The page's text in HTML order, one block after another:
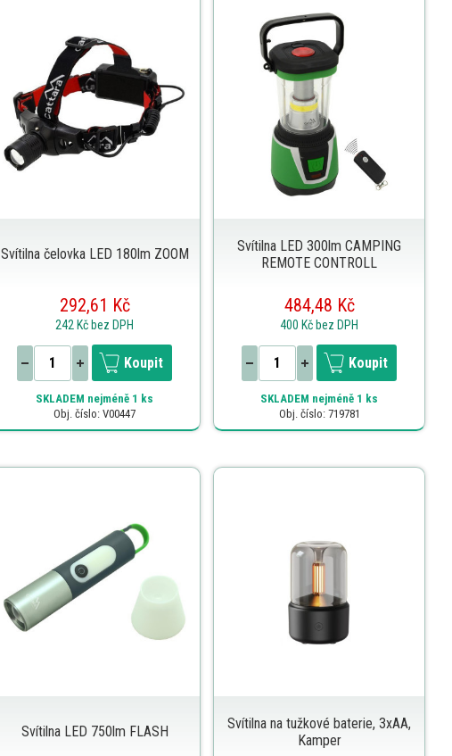
Svítilna čelovka LED 180lm ZOOM
292,61 Kč
242 Kč bez DPH
Koupit
SKLADEM nejméně 1 ks
Obj. číslo: V00447
Svítilna LED 300lm CAMPING
REMOTE CONTROLL
484,48 Kč
400 Kč bez DPH
Koupit
SKLADEM nejméně 1 ks
Obj. číslo: 719781
Svítilna LED 750lm FLASH
Svítilna na tužkové baterie, 3xAA,
Kamper